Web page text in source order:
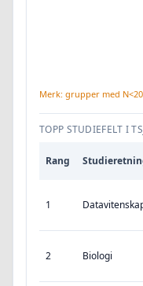
Merk: grupper med
TOPP STUDIEFELT I
Rang
1
2 Biologi